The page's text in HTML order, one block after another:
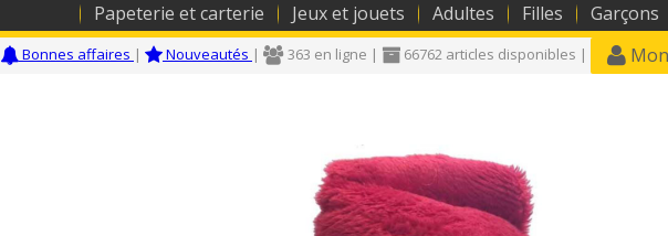
Papeterie et carterie
Jeux et jouets Adultes Filles Garçons
Bonnes affaires | Nouveautés | 363 en ligne | 66762 articles disponibles |